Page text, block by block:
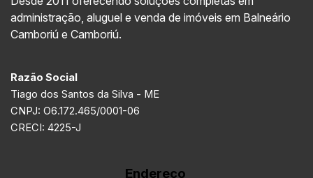
administração, aluguel e venda de imóveis em Balneário
Camboriú e Camboriú.
Razão Social
Tiago dos Santos da Silva - ME
CNPJ: O6.172.465/0001-06
CRECI: 4225-J
Endereço